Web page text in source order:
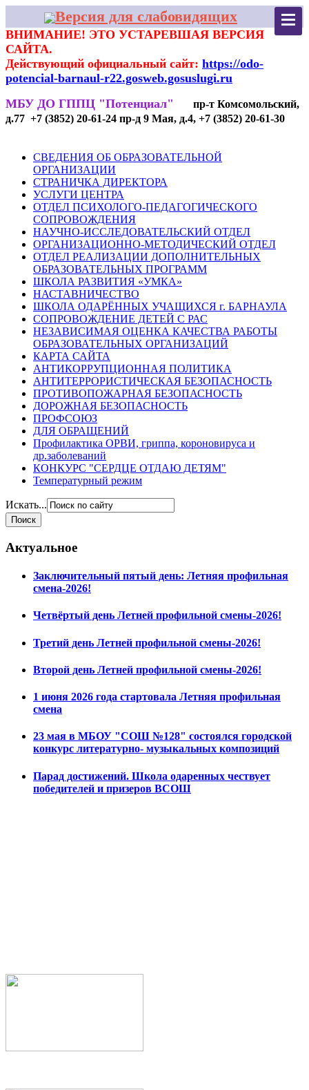
Версия для слабовидящих
ВНИМАНИЕ! ЭТО УСТАРЕВШАЯ ВЕРСИЯ
САЙТА.
Действующий официальный сайт: https://odo-
potencial-barnaul-r22.gosweb.gosuslugi.ru
МБУ ДО ГППЦ "Потенциал"
пр-т Комсомольский,
д.77 +7 (3852) 20-61-24 пр-д 9 Мая, д.4, +7 (3852) 20-61-30
СВЕДЕНИЯ ОБ ОБРАЗОВАТЕЛЬНОЙ
ОРГАНИЗАЦИИ
СТРАНИЧКА ДИРЕКТОРА
УСЛУГИ ЦЕНТРА
ОТДЕЛ ПСИХОЛОГО-ПЕДАГОГИЧЕСКОГО
СОПРОВОЖДЕНИЯ
НАУЧНО-ИССЛЕДОВАТЕЛЬСКИЙ ОТДЕЛ
ОРГАНИЗАЦИОННО-МЕТОДИЧЕСКИЙ ОТДЕЛ
ОТДЕЛ РЕАЛИЗАЦИИ ДОПОЛНИТЕЛЬНЫХ
ОБРАЗОВАТЕЛЬНЫХ ПРОГРАММ
ШКОЛА РАЗВИТИЯ «УМКА»
НАСТАВНИЧЕСТВО
ШКОЛА ОДАРЁННЫХ УЧАЩИХСЯ г. БАРНАУЛА
СОПРОВОЖДЕНИЕ ДЕТЕЙ С РАС
НЕЗАВИСИМАЯ ОЦЕНКА КАЧЕСТВА РАБОТЫ
ОБРАЗОВАТЕЛЬНЫХ ОРГАНИЗАЦИЙ
КАРТА САЙТА
АНТИКОРРУПЦИОННАЯ ПОЛИТИКА
АНТИТЕРРОРИСТИЧЕСКАЯ БЕЗОПАСНОСТЬ
ПРОТИВОПОЖАРНАЯ БЕЗОПАСНОСТЬ
ДОРОЖНАЯ БЕЗОПАСНОСТЬ
ПРОФСОЮЗ
ДЛЯ ОБРАЩЕНИЙ
Профилактика ОРВИ, гриппа, короновируса и
др.заболеваний
КОНКУРС "СЕРДЦЕ ОТДАЮ ДЕТЯМ"
Температурный режим
Искать...
Актуальное
Заключительный пятый день: Летняя профильная
смена-2026!
Четвёртый день Летней профильной смены-2026!
Третий день Летней профильной смены-2026!
Второй день Летней профильной смены-2026!
1 июня 2026 года стартовала Летняя профильная
смена
23 мая в МБОУ "СОШ №128" состоялся городской
конкурс литературно- музыкальных композиций
Парад достижений. Школа одаренных чествует
победителей и призеров ВСОШ